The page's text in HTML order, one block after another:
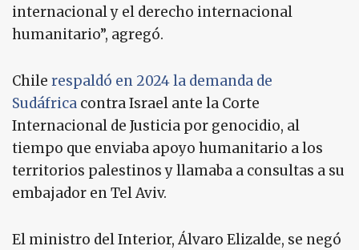
internacional y el derecho internacional
humanitario”, agregó.
Chile respaldó en 2024 la demanda de
Sudáfrica contra Israel ante la Corte
Internacional de Justicia por genocidio, al
tiempo que enviaba apoyo humanitario a los
territorios palestinos y llamaba a consultas a su
embajador en Tel Aviv.
El ministro del Interior, Álvaro Elizalde, se negó